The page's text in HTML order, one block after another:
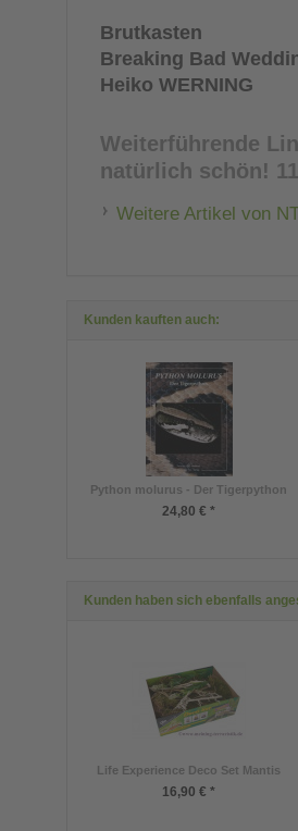
Brutkasten
Breaking Bad
Heiko WERNING
Weiterführende
natürlich schön!
Weitere Artikel von
Kunden kauften auch:
Python molurus - Der Tigerpython
24,80 € *
Kunden haben sich ebenfalls
Life Experience Deco Set Mantis
16,90 € *